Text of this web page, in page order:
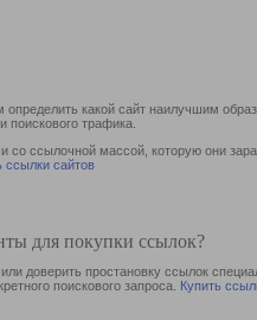
какой сайт наилучшим
поискового трафика.
ссылочной массой, которую они
ссылки сайтов
для покупки ссылок?
доверить простановку ссылок
поискового запроса. Купить